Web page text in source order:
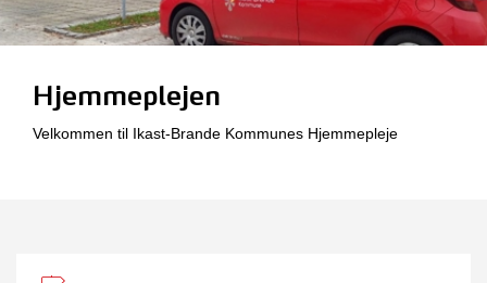
Hjemmeplejen
Velkommen til Ikast-Brande Kommunes Hjemmepleje